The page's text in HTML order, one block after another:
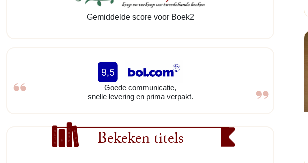
Gemiddelde score voor Boek2
Goede communicatie,
snelle levering en prima verpakt.
Bekeken titels